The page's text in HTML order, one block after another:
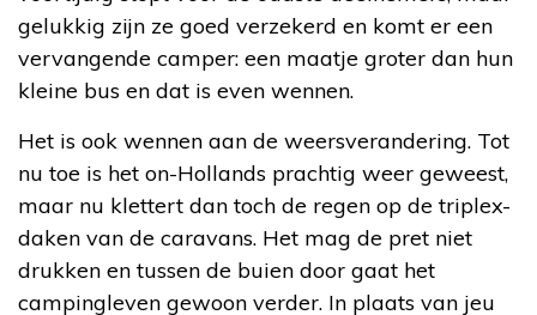
gelukkig zijn ze goed verzekerd en komt er een
vervangende camper: een maatje groter dan hun
kleine bus en dat is even wennen.
Het is ook wennen aan de weersverandering. Tot
nu toe is het on-Hollands prachtig weer geweest,
maar nu klettert dan toch de regen op de triplex-
daken van de caravans. Het mag de pret niet
drukken en tussen de buien door gaat het
campingleven gewoon verder. In plaats van jeu